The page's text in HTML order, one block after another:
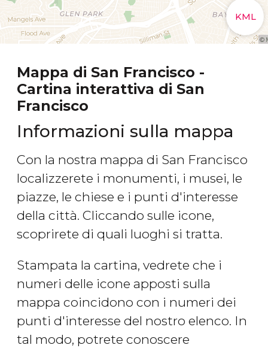
Mappa di San Francisco -
Cartina interattiva di San
Francisco
Informazioni sulla mappa
Con la nostra mappa di San Francisco
localizzerete i monumenti, i musei, le
piazze, le chiese e i punti d'interesse
della città. Cliccando sulle icone,
scoprirete di quali luoghi si tratta.
Stampata la cartina, vedrete che i
numeri delle icone apposti sulla
mappa coincidono con i numeri dei
punti d'interesse del nostro elenco. In
tal modo, potrete conoscere